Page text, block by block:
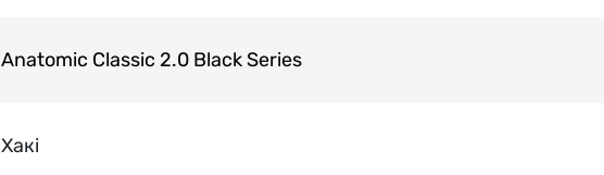
Anatomic Classic 2.0 Black Series
Хакі